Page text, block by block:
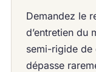
Demandez le
d’entretien du
semi-rigide de
dépasse